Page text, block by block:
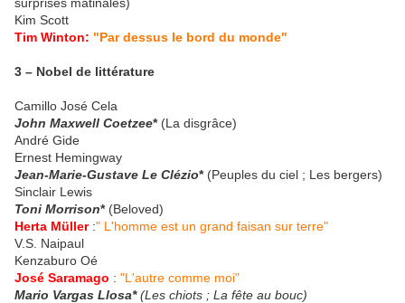
Kim Scott
Tim Winton: "Par dessus le bord du monde"
3 – Nobel de littérature
Camillo José Cela
John Maxwell Coetzee*(La disgrâce)
André Gide
Ernest Hemingway
Jean-Marie-Gustave Le Clézio*(Peuples du ciel ; Les bergers)
Sinclair Lewis
Toni Morrison*(Beloved)
Herta Müller:" L'homme est un grand faisan sur terre"
V.S. Naipaul
Kenzaburo Oé
José Saramago : "L'autre comme moi"
Mario Vargas Llosa*(Les chiots ; La fête au bouc)